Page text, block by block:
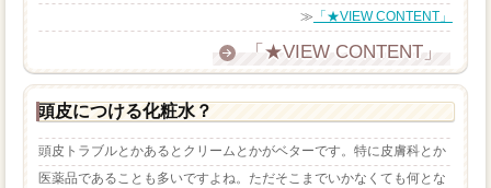
≫ 「★VIEW CONTENT」
「★VIEW CONTENT」
頭皮につける化粧水？
頭皮トラブルとかあるとクリームとかがベターです。特に皮膚科とか
医薬品であることも多いですよね。ただそこまでいかなくても何とな